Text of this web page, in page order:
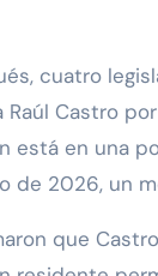
cuatro
Castro
está en una
de 2026, un
que